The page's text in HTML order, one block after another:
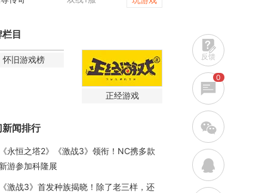
目
怀旧游戏榜
正经游戏
新闻排行
《永恒之塔2》《激战3》领衔！NC携多款
新游参加科隆展
《激战3》首发种族揭晓！除了老三样，还
反馈
0
w
q